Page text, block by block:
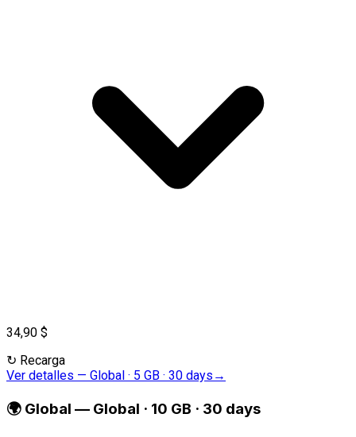
34,90 $
↻ Recarga
Ver detalles — Global · 5 GB · 30 days →
🌍 Global — Global · 10 GB · 30 days